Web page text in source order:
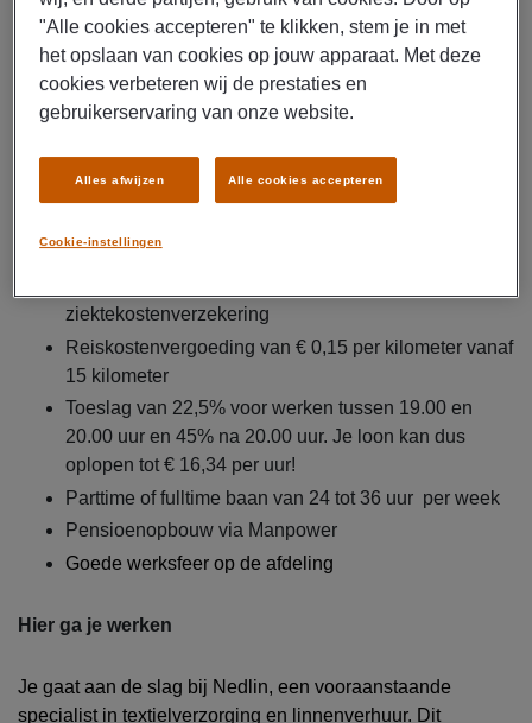
voornamelijk wasgoed binnen van zorginstellingen,
ziekenhuizen, hotels en horeca.
Dit krijg je
Brutosalaris van € 14,99 per uur (na zes maanden
loopt dit op naar € 15,45 per uur)
ziektekostenverzekering
Reiskostenvergoeding van € 0,15 per kilometer vanaf
15 kilometer
Toeslag van 22,5% voor werken tussen 19.00 en
20.00 uur en 45% na 20.00 uur. Je loon kan dus
oplopen tot € 16,34 per uur!
Parttime of fulltime baan van 24 tot 36 uur per week
Pensioenopbouw via Manpower
Goede werksfeer op de afdeling
Hier ga je werken
Je gaat aan de slag bij Nedlin, een vooraanstaande
specialist in textielverzorging en linnenverhuur. Dit
"Alle cookies accepteren" te klikken, stem je in met
het opslaan van cookies op jouw apparaat. Met deze
cookies verbeteren wij de prestaties en
gebruikerservaring van onze website.
Cookie-instellingen
Alles afwijzen Alle cookies accepteren